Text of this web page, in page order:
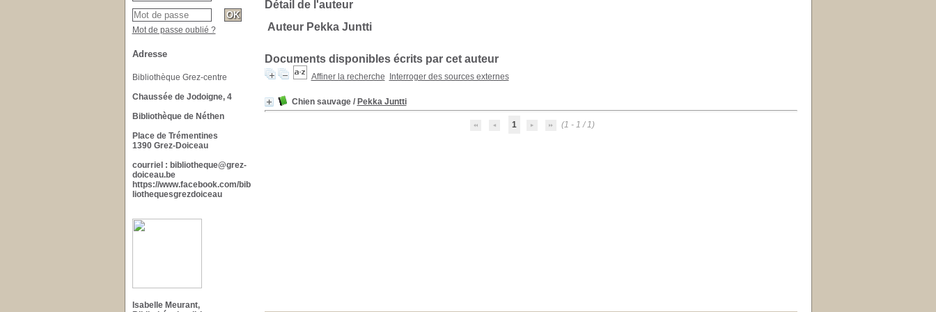
Détail de l'auteur
Auteur Pekka Juntti
Documents disponibles écrits par cet auteur
Affiner la recherche Interroger des sources externes
Chien sauvage/ Pekka Juntti
1 (1 - 1 / 1)
Mot de passe oublié ?
Adresse
Bibliothèque Grez-centre
Chaussée de Jodoigne, 4
Bibliothèque de Néthen
Place de Trémentines
1390 Grez-Doiceau
courriel : bibliotheque@grez-
doiceau.be
https://www.facebook.com/bib
liothequesgrezdoiceau
Isabelle Meurant,